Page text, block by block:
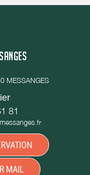
MESSANGES
81
MAIL